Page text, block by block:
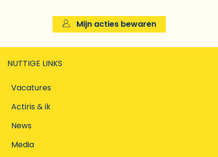
Mijn acties bewaren
NUTTIGE LINKS
Vacatures
Actiris & ik
News
Media